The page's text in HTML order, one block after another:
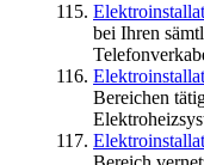
bei Ihren
Bereichen